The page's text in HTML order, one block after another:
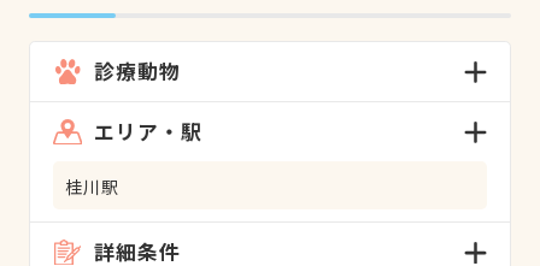
診療動物
エリア・駅
桂川駅
詳細条件